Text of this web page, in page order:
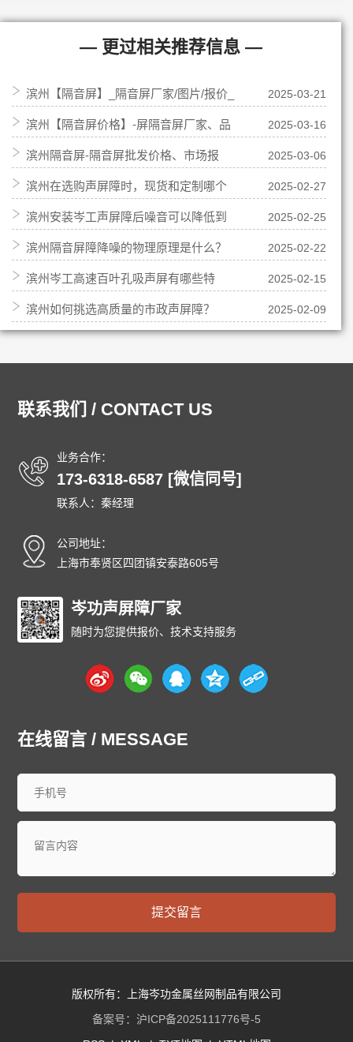
— 更过相关推荐信息 —
滨州【隔音屏】_隔音屏厂家/图片/报价_
隔音屏定制_岑工丝网
2025-03-21
滨州【隔音屏价格】-屏隔音屏厂家、品
牌、图片、厂家直供-上海岑工
2025-03-16
滨州隔音屏-隔音屏批发价格、市场报
价、厂家供应 - 上海岑工
2025-03-06
滨州在选购声屏障时，现货和定制哪个
好？
2025-02-27
滨州安装岑工声屏障后噪音可以降低到
多少分贝？
2025-02-25
滨州隔音屏障降噪的物理原理是什么？ 2025-02-22
滨州岑工高速百叶孔吸声屏有哪些特
点？
2025-02-15
滨州如何挑选高质量的市政声屏障？ 2025-02-09
联系我们 / CONTACT US
业务合作：
173-6318-6587 [微信同号]
联系人：秦经理
公司地址：
上海市奉贤区四团镇安泰路605号
岑功声屏障厂家
随时为您提供报价、技术支持服务
在线留言 / MESSAGE
提交留言
版权所有：上海岑功金属丝网制品有限公司
备案号： 沪ICP备2025111776号-5